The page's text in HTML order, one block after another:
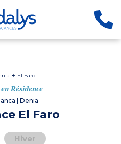
El Faro
Résidence
| Denia
El Faro
Hiver